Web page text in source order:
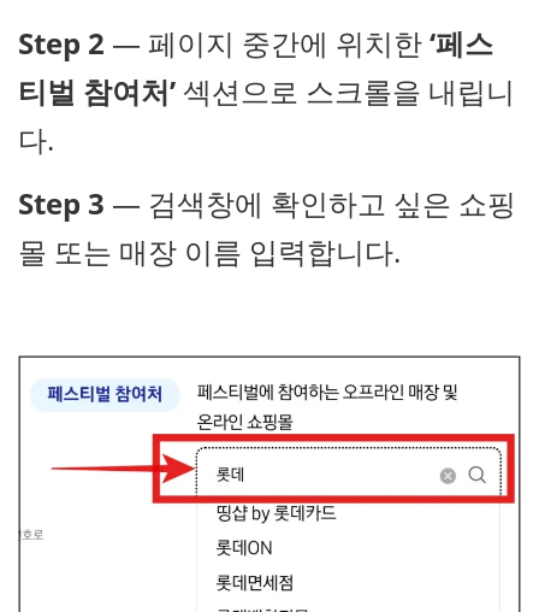
Step 2 — 페이지 중간에 위치한‘페스
티벌 참여처’섹션으로 스크롤을 내립니
다.
Step 3 — 검색창에 확인하고 싶은 쇼핑
몰 또는 매장 이름 입력합니다.